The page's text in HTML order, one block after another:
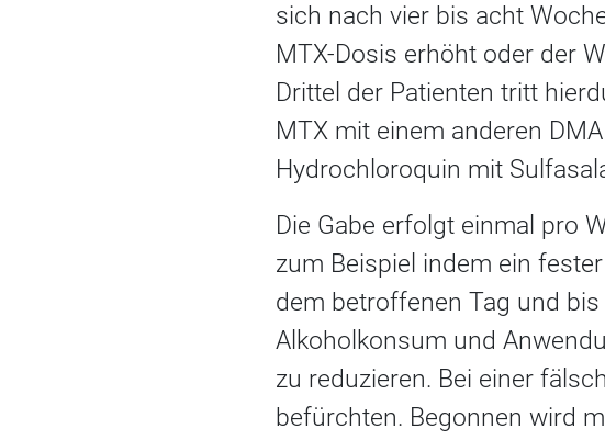
sich nach vier bis acht
MTX-Dosis erhöht oder der
Drittel der Patienten tritt
MTX mit einem anderen
Hydrochloroquin mit
Die Gabe erfolgt einmal pro
zum Beispiel indem ein
dem betroffenen Tag und
Alkoholkonsum und
zu reduzieren. Bei einer
befürchten. Begonnen wird